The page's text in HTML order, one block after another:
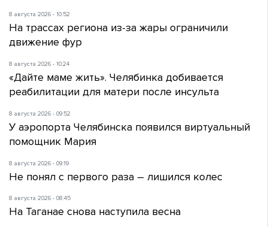
8 августа 2026 - 10:52
На трассах региона из-за жары ограничили
движение фур
8 августа 2026 - 10:24
«Дайте маме жить». Челябинка добивается
реабилитации для матери после инсульта
8 августа 2026 - 09:52
У аэропорта Челябинска появился виртуальный
помощник Мария
8 августа 2026 - 09:19
Не понял с первого раза – лишился колес
8 августа 2026 - 08:45
На Таганае снова наступила весна